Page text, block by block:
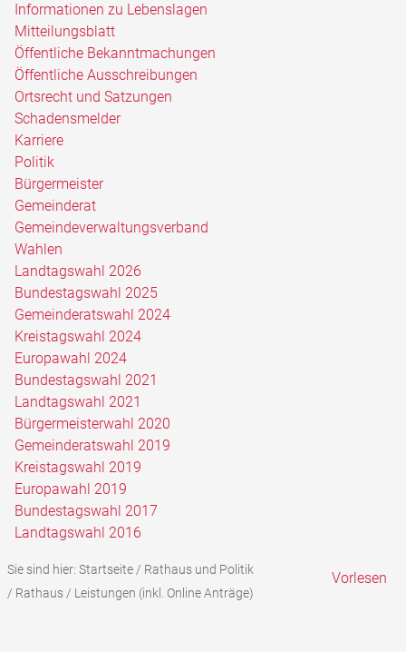
Informationen zu Lebenslagen
Mitteilungsblatt
Öffentliche Bekanntmachungen
Öffentliche Ausschreibungen
Ortsrecht und Satzungen
Schadensmelder
Karriere
Politik
Bürgermeister
Gemeinderat
Gemeindeverwaltungsverband
Wahlen
Landtagswahl 2026
Bundestagswahl 2025
Gemeinderatswahl 2024
Kreistagswahl 2024
Europawahl 2024
Bundestagswahl 2021
Landtagswahl 2021
Bürgermeisterwahl 2020
Gemeinderatswahl 2019
Kreistagswahl 2019
Europawahl 2019
Bundestagswahl 2017
Landtagswahl 2016
Sie sind hier: Startseite/ Rathaus und Politik
/ Rathaus/ Leistungen (inkl. Online Anträge)
Vorlesen